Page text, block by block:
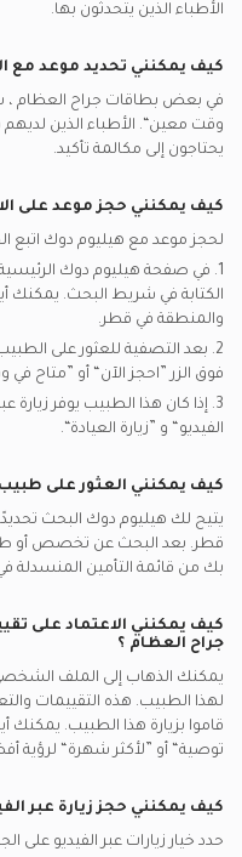
مدنت يدعم تأمين جراحو
الأطباء الذين يتحدثون بها.
كيف يمكنني تحديد موعد مع
في بعض بطاقات جراح العظام ،
وقت معين“. الأطباء الذين لديهم
يحتاجون إلى مكالمة تأكيد.
كيف يمكنني حجز موعد على
لحجز موعد مع هيليوم دوك اتبع
1. في صفحة هيليوم دوك
الكتابة في شريط البحث. يمكنك
والمنطقة في قطر.
2. بعد التصفية للعثور على
فوق الزر ”احجز الآن“ أو ”متاح
3. إذا كان هذا الطبيب يوفر زيارة
الفيديو“ و ”زيارة العيادة“.
كيف يمكنني العثور على
يتيح لك هيليوم دوك البحث
قطر. بعد البحث عن تخصص أو
بك من قائمة التأمين المنسدلة
كيف يمكنني الاعتماد على
جراح العظام ؟
يمكنك الذهاب إلى الملف
لهذا الطبيب. هذه التقييمات
قاموا بزيارة هذا الطبيب. يمكنك
توصية“ أو ”لأكثر شهرة“ لرؤية
كيف يمكنني حجز زيارة عبر
حدد خيار زيارات عبر الفيديو على